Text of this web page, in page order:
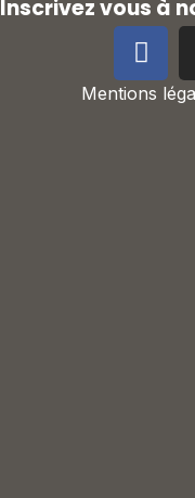
Inscrivez vous à
Mentions